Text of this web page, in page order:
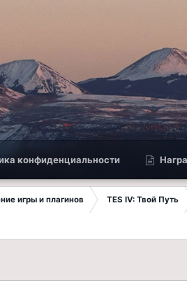
конфиденциальности
игры и плагинов TES IV: Твой Путь